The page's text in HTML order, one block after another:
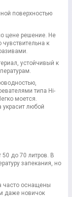
поверхностью
цене решение. Не
к
устойчивый к
типа Hi-
моется.
украсит любой
50 до 70 литров. В
запекания, но
часто оснащены
даже новичок